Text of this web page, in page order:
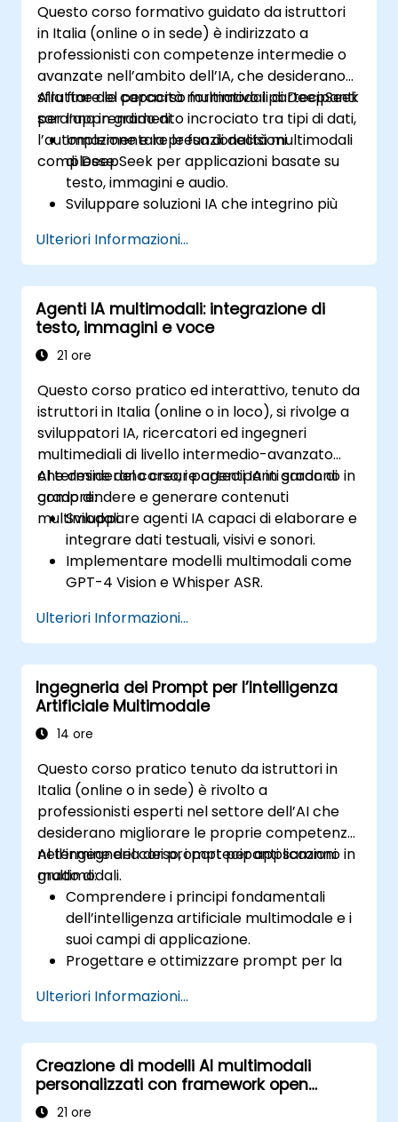
Questo corso formativo guidato da istruttori
in Italia (online o in sede) è indirizzato a
professionisti con competenze intermedie o
avanzate nell’ambito dell’IA, che desiderano
sfruttare le capacità multimodali di DeepSeek
per l’apprendimento incrociato tra tipi di dati,
l’automazione e la presa di decisioni
complesse.
Alla fine del percorso formativo i partecipanti
saranno in grado di:
Implementare le funzionalità multimodali
di DeepSeek per applicazioni basate su
testo, immagini e audio.
Sviluppare soluzioni IA che integrino più
approfondite.
Ottimizzare e affinare i modelli DeepSeek
per favorire l’apprendimento tra diverse
modalità di input.
Applicare le tecniche dell’IA multimodale
a casi d’uso reali nei vari settori industriali.
Ulteriori Informazioni...
Agenti IA multimodali: integrazione di
testo, immagini e voce
21 ore
Questo corso pratico ed interattivo, tenuto da
istruttori in Italia (online o in loco), si rivolge a
sviluppatori IA, ricercatori ed ingegneri
multimediali di livello intermedio-avanzato
che desiderano creare agenti IA in grado di
comprendere e generare contenuti
multimodali.
Al termine del corso, i partecipanti saranno in
grado di:
Sviluppare agenti IA capaci di elaborare e
integrare dati testuali, visivi e sonori.
Implementare modelli multimodali come
GPT-4 Vision e Whisper ASR.
multimodale per ottenere maggiore
efficienza e precisione.
Distribuire agenti IA multimodali in
contesti applicativi reali.
Ulteriori Informazioni...
Ingegneria dei Prompt per l’Intelligenza
Artificiale Multimodale
14 ore
Questo corso pratico tenuto da istruttori in
Italia (online o in sede) è rivolto a
professionisti esperti nel settore dell’AI che
desiderano migliorare le proprie competenze
nell’ingegneria dei prompt per applicazioni
multimodali.
Al termine del corso, i partecipanti saranno in
grado di:
Comprendere i principi fondamentali
dell’intelligenza artificiale multimodale e i
suoi campi di applicazione.
Progettare e ottimizzare prompt per la
video.
Utilizzare le API relative a piattaforme di
AI multimodale come GPT-4, Gemini e
DeepSeek-Vision.
Sviluppare flussi di lavoro basati sull’AI che
integrano diversi formati di contenuto.
Ulteriori Informazioni...
Creazione di modelli AI multimodali
personalizzati con framework open
source
21 ore